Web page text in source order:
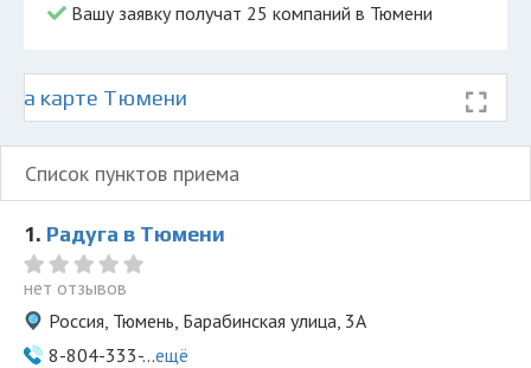
Вашу заявку получат 25 компаний в Тюмени
на карте Тюмени
Список пунктов приема
1. Радуга в Тюмени
нет отзывов
Россия, Тюмень, Барабинская улица, 3А
8-804-333-...ещё